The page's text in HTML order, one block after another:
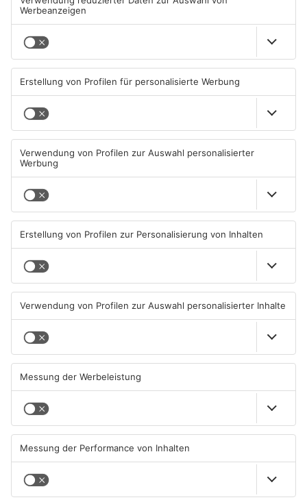
einzigen Supermarkt in
Pflaumheim
06.08.2026, 05:30 UHR IN KREIS
ASCHAFFENBURG
zwischen Hösbach und
03.08.2026, 15:57 UHR IN KREIS
Wenigumstadt feiert das
Stöffche
01.08.2026, 21:17 UHR IN KREIS
ASCHAFFENBURG
Wegen Trockenheit: Neue
Regeln auf A'burger
31.07.2026, 11:46 UHR IN KREIS
ASCHAFFENBURG
Unterwäsche-Dieb in
Goldbach geschnappt
31.07.2026, 11:42 UHR IN KREIS
ASCHAFFENBURG
Heigenbrücken berät über
Lidl Deutschland Tour
ASCHAFFENBURG